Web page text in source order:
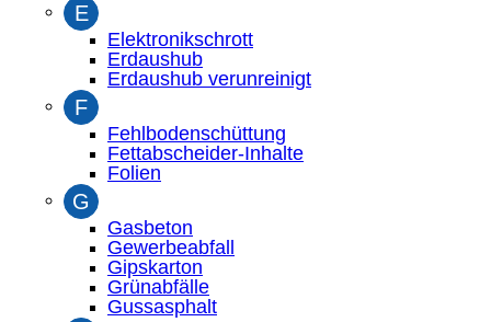
E
Elektronikschrott
Erdaushub
Erdaushub verunreinigt
F
Fehlbodenschüttung
Fettabscheider-Inhalte
Folien
G
Gasbeton
Gewerbeabfall
Gipskarton
Grünabfälle
Gussasphalt